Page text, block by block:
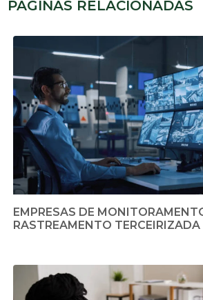
PÁGINAS RELACIONADAS
EMPRESAS DE
RASTREAMENTO TERCEIRIZADA